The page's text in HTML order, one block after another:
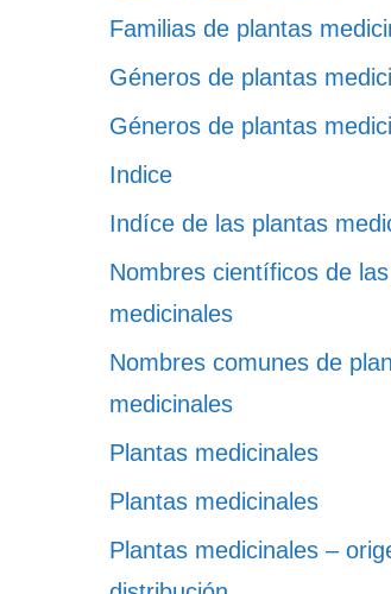
Familias de plantas
Géneros de plantas
Géneros de plantas
Indice
Indíce de las plantas
Nombres científicos de
medicinales
Nombres comunes de
medicinales
Plantas medicinales
Plantas medicinales
Plantas medicinales –